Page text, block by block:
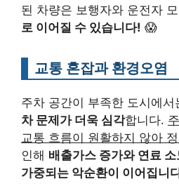
된 차량은 보행자와 운전자
로 이어질 수 있습니다! 😱
교통 혼잡과 환경오염
주차 공간이 부족한 도시에서
차 문제가 더욱 심각합니다.
교통 흐름이 원활하지 않아
인해 배출가스 증가와 연료
가중되는 악순환이 이어집니